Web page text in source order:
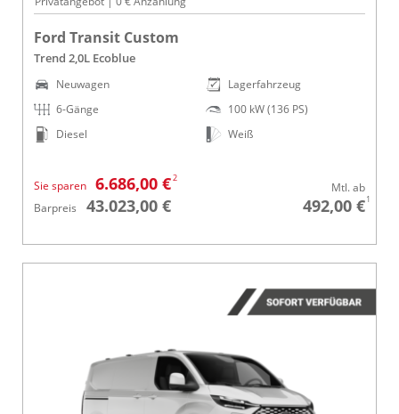
Ford Transit Custom
Trend 2,0L Ecoblue
Neuwagen
6-Gänge
Diesel
Lagerfahrzeug
100 kW (136 PS)
Weiß
Sie sparen 6.686,00 €2
Barpreis 43.023,00 €
Mtl. ab
492,00 €1